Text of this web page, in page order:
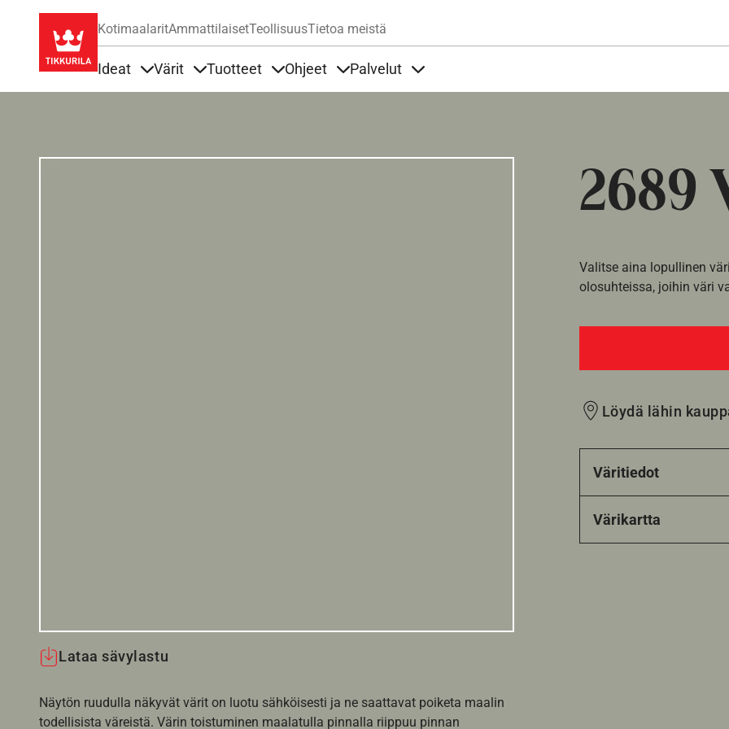
KotimaalaritAmmattilaisetTeollisuusTietoa meistä
Ideat Värit Tuotteet Ohjeet Palvelut
2689
Lataa sävylastu
Näytön ruudulla näkyvät värit on luotu sähköisesti ja ne saattavat poiketa maalin
todellisista väreistä. Värin toistuminen maalatulla pinnalla riippuu pinnan
Valitse aina lopullinen
olosuhteissa, joihin väri
Löydä lähin
Väritiedot
Värikartta